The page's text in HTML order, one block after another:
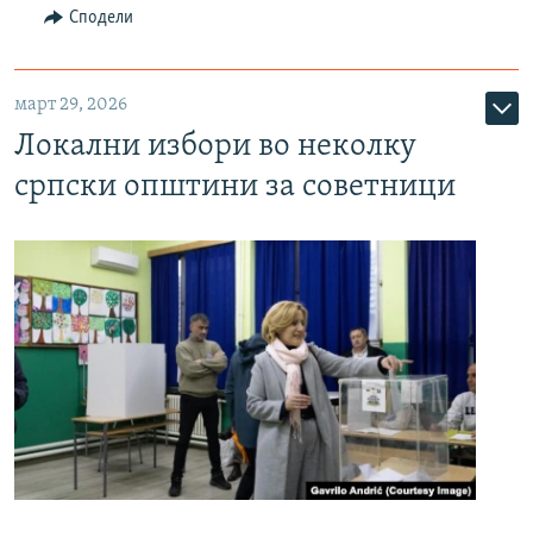
Сподели
март 29, 2026
Локални избори во неколку
српски општини за советници